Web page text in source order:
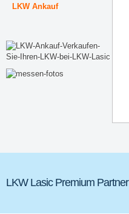
LKW Ankauf
LKW Lasic Premium Partner